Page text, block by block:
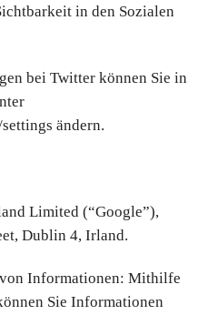
in den Sozialen
bei Twitter können Sie in
ändern.
Limited (“Google”),
Dublin 4, Irland.
Informationen: Mithilfe
Sie Informationen